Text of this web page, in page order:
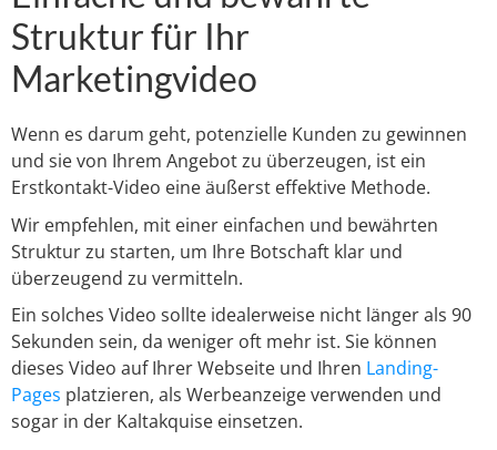
Struktur für Ihr
Marketingvideo
Wenn es darum geht, potenzielle Kunden zu gewinnen
und sie von Ihrem Angebot zu überzeugen, ist ein
Erstkontakt-Video eine äußerst effektive Methode.
Wir empfehlen, mit einer einfachen und bewährten
Struktur zu starten, um Ihre Botschaft klar und
überzeugend zu vermitteln.
Ein solches Video sollte idealerweise nicht länger als 90
Sekunden sein, da weniger oft mehr ist. Sie können
dieses Video auf Ihrer Webseite und Ihren Landing-
Pages platzieren, als Werbeanzeige verwenden und
sogar in der Kaltakquise einsetzen.